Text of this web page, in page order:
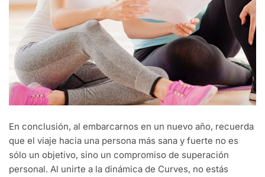
En conclusión, al embarcarnos en un nuevo año, recuerda
que el viaje hacia una persona más sana y fuerte no es
sólo un objetivo, sino un compromiso de superación
personal. Al unirte a la dinámica de Curves, no estás